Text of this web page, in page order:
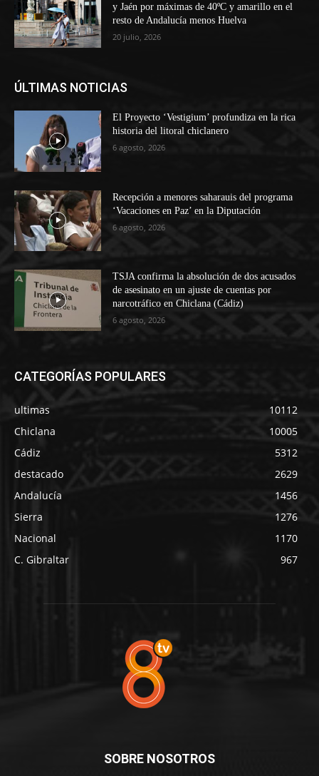
y Jaén por máximas de 40ºC y amarillo en el
resto de Andalucía menos Huelva
20 julio, 2026
ÚLTIMAS NOTICIAS
El Proyecto ‘Vestigium’ profundiza en la rica
historia del litoral chiclanero
6 agosto, 2026
Recepción a menores saharauis del programa
‘Vacaciones en Paz’ en la Diputación
6 agosto, 2026
TSJA confirma la absolución de dos acusados
de asesinato en un ajuste de cuentas por
narcotráfico en Chiclana (Cádiz)
6 agosto, 2026
CATEGORÍAS POPULARES
ultimas
10112
Chiclana
10005
Cádiz
5312
destacado
2629
Andalucía
1456
Sierra
1276
Nacional
1170
C. Gibraltar
967
SOBRE NOSOTROS